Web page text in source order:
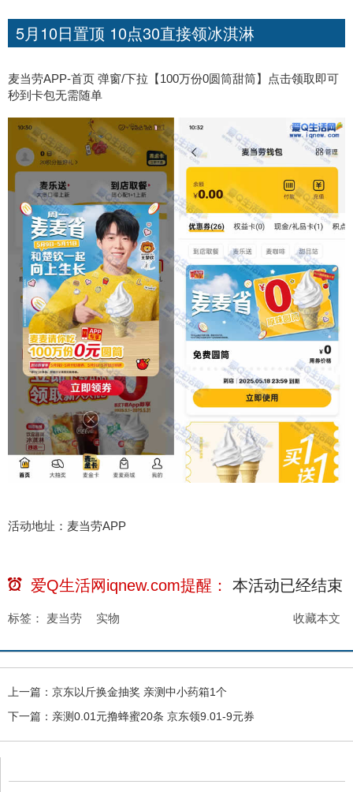
5月10日置顶 10点30直接领冰淇淋
麦当劳APP-首页 弹窗/下拉【100万份0圆筒甜筒】点击领取即可
秒到卡包无需随单
活动地址：麦当劳APP
爱Q生活网iqnew.com提醒： 本活动已经结束
收藏本文
标签： 麦当劳 实物
上一篇： 京东以斤换金抽奖 亲测中小药箱1个
下一篇： 亲测0.01元撸蜂蜜20条 京东领9.01-9元券